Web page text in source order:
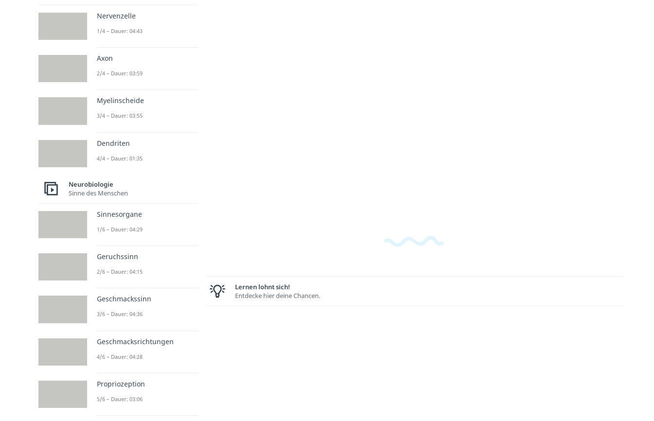
Lernen lohnt sich!
Entdecke hier deine Chancen.
Nervenzelle
1/4 – Dauer: 04:43
Axon
2/4 – Dauer: 03:59
Myelinscheide
3/4 – Dauer: 03:55
Dendriten
4/4 – Dauer: 01:35
Neurobiologie
Sinne des Menschen
Sinnesorgane
1/6 – Dauer: 04:29
Geruchssinn
2/6 – Dauer: 04:15
Geschmackssinn
3/6 – Dauer: 04:36
Geschmacksrichtungen
4/6 – Dauer: 04:28
Propriozeption
5/6 – Dauer: 03:06